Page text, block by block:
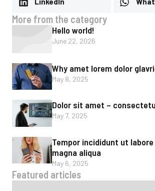
More from the category
Hello world!
June 22, 2026
Why amet lorem dolor
May 8, 2025
Dolor sit amet –
May 7, 2025
Tempor incididunt ut
magna aliqua
May 6, 2025
Featured articles